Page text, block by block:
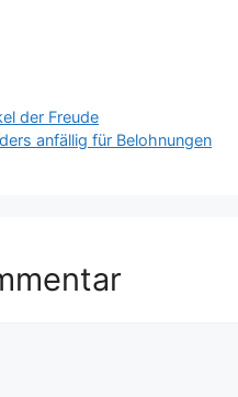
der Freude
anfällig für Belohnungen